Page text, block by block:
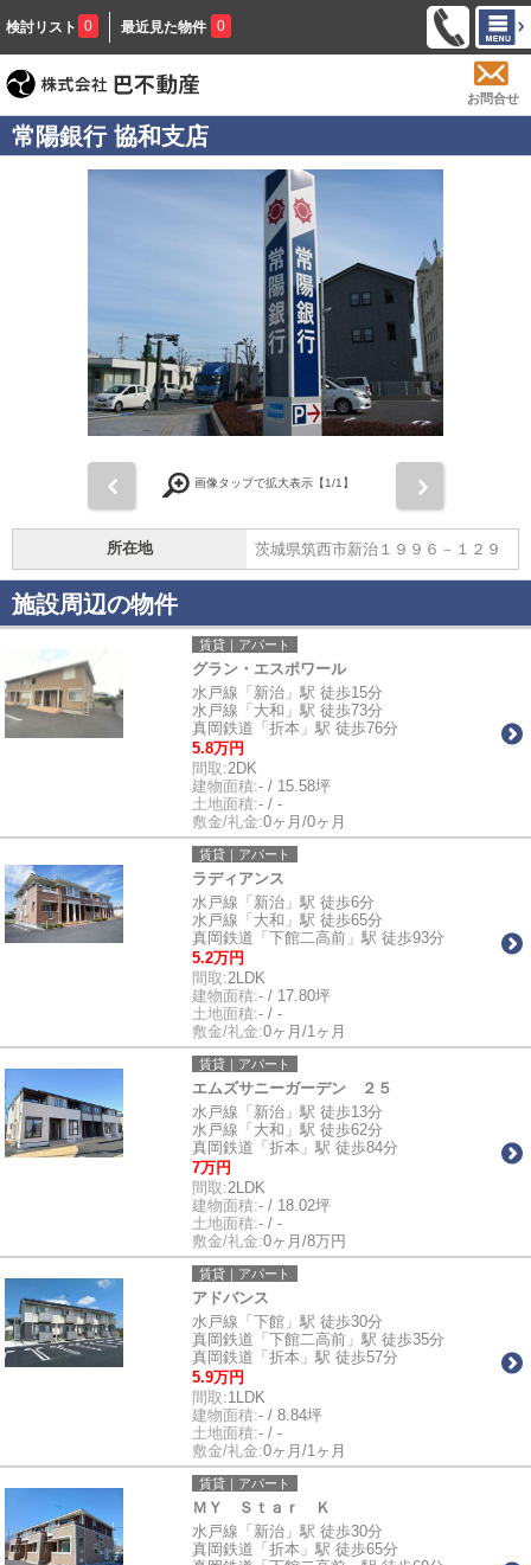
検討リスト 0 最近見た物件 0
お問合せ
常陽銀行 協和支店
画像タップで拡大表示【1/1】
所在地 茨城県筑西市新治１９９６－１２９
施設周辺の物件
賃貸｜アパート
グラン・エスポワール
水戸線「新治」駅 徒歩15分
水戸線「大和」駅 徒歩73分
真岡鉄道「折本」駅 徒歩76分
5.8万円
間取:2DK
建物面積:- / 15.58坪
土地面積:- / -
敷金/礼金:0ヶ月/0ヶ月
賃貸｜アパート
ラディアンス
水戸線「新治」駅 徒歩6分
水戸線「大和」駅 徒歩65分
真岡鉄道「下館二高前」駅 徒歩93分
5.2万円
間取:2LDK
建物面積:- / 17.80坪
土地面積:- / -
敷金/礼金:0ヶ月/1ヶ月
賃貸｜アパート
エムズサニーガーデン ２５
水戸線「新治」駅 徒歩13分
水戸線「大和」駅 徒歩62分
真岡鉄道「折本」駅 徒歩84分
7万円
間取:2LDK
建物面積:- / 18.02坪
土地面積:- / -
敷金/礼金:0ヶ月/8万円
賃貸｜アパート
アドバンス
水戸線「下館」駅 徒歩30分
真岡鉄道「下館二高前」駅 徒歩35分
真岡鉄道「折本」駅 徒歩57分
5.9万円
間取:1LDK
建物面積:- / 8.84坪
土地面積:- / -
敷金/礼金:0ヶ月/1ヶ月
賃貸｜アパート
ＭＹ Ｓｔａｒ Ｋ
水戸線「新治」駅 徒歩30分
真岡鉄道「折本」駅 徒歩65分